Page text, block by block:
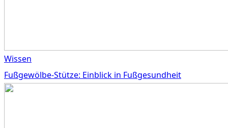
Wissen
Fußgewölbe-Stütze: Einblick in Fußgesundheit